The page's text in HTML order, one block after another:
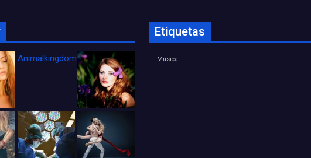
Animalkingdom_FichaCine
Etiquetas
Música